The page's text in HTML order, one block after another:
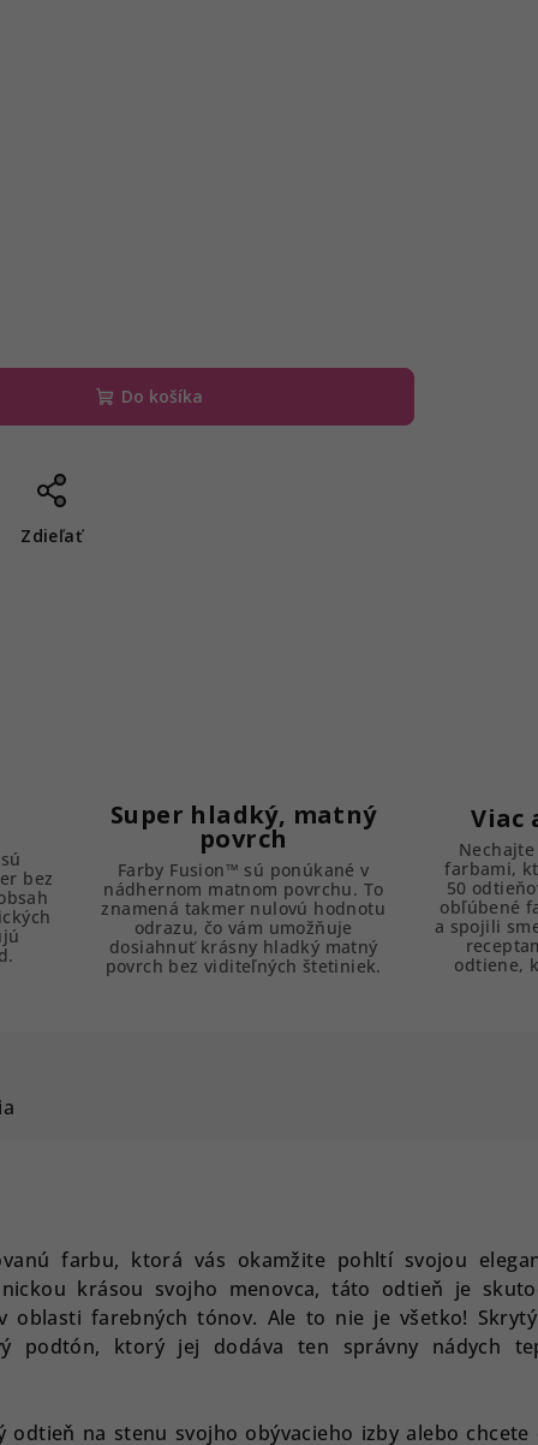
Do košíka
Zdieľať
bez
Super hladký, matný
povrch
Farby Fusion™ sú ponúkané v
nádhernom matnom povrchu. To
znamená takmer nulovú hodnotu
odrazu, čo vám umožňuje
dosiahnuť krásny hladký matný
povrch bez viditeľných štetiniek.
Viac
farbami,
50
obľúbené
a spojili
odtiene,
farbu, ktorá vás okamžite pohltí svojou
krásou svojho menovca, táto odtieň je
oblasti farebných tónov. Ale to nie je všetko!
podtón, ktorý jej dodáva ten správny nádych
odtieň na stenu svojho obývacieho izby alebo chcete